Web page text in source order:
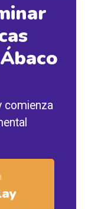
comienza